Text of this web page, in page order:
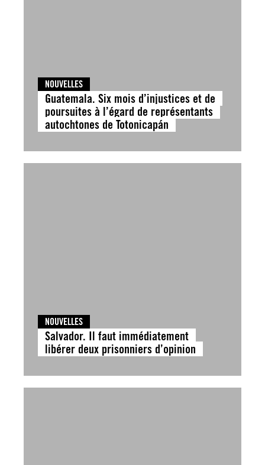
NOUVELLES
Guatemala. Six mois d’injustices et de
poursuites à l’égard de représentants
autochtones de Totonicapán
NOUVELLES
Salvador. Il faut immédiatement
libérer deux prisonniers d’opinion